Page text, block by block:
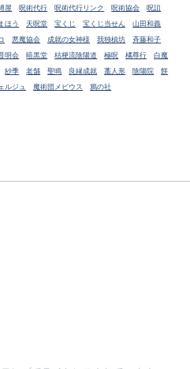
屋 呪術代行 呪術代行リンク 呪術協会
呪詛
ほう 天呪堂 宝くじ 宝くじ当せん
山田和義
悪魔協会 成就の女神様 我独槙坊
斉藤和子
明会 暗黒堂 桔梗流陰陽道 極呪 橘尊行
白魔
紗季 老舗 聖鳴 良縁成就 藁人形 陰陽院
餅
ルジュ 魔術団メビウス 鴉の社